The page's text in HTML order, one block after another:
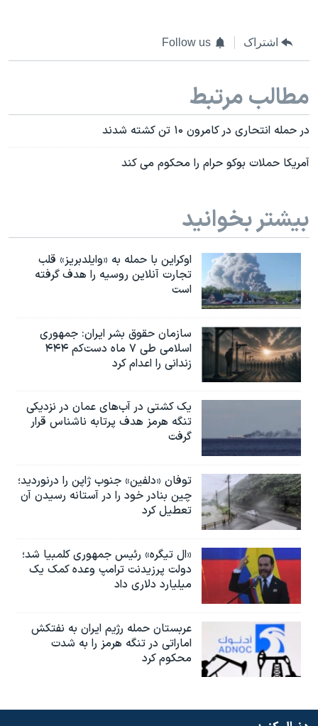
اشتراک Follow us
مطالب مرتبط
در حمله انتحاری در کامرون ۱۰ تن کشته شدند
آمریکا حملات بوکو حرام را محکوم می کند
بیشتر بخوانید
اوکراین با حمله به «وایلدبریز» قلب
تجارت آنلاین روسیه را هدف گرفته
است
سازمان حقوق بشر ایران: جمهوری
اسلامی طی ۷ ماه دست‌کم ۴۴۴
زندانی را اعدام کرد
یک کشتی در آب‌های عمان در نزدیکی
تنگه هرمز هدف پرتابه ناشناس قرار
گرفت
توفان «دلفین» جنوب ژاپن را درنوردید؛
چین بنادر خود را در آستانه رسیدن آن
تعطیل کرد
«ال تیگره» رئیس جمهوری کلمبیا شد؛
دولت پرزیدنت ترامپ وعده کمک یک
میلیارد دلاری داد
عربستان حمله رژیم ایران به نفتکش
اماراتی در تنگه هرمز را به‌ شدت
محکوم کرد